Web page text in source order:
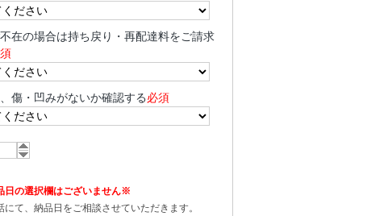
在の場合は持ち戻り・再配達料をご請求
傷・凹みがないか確認する必須
日の選択欄はございません※
にて、納品日をご相談させていただきます。